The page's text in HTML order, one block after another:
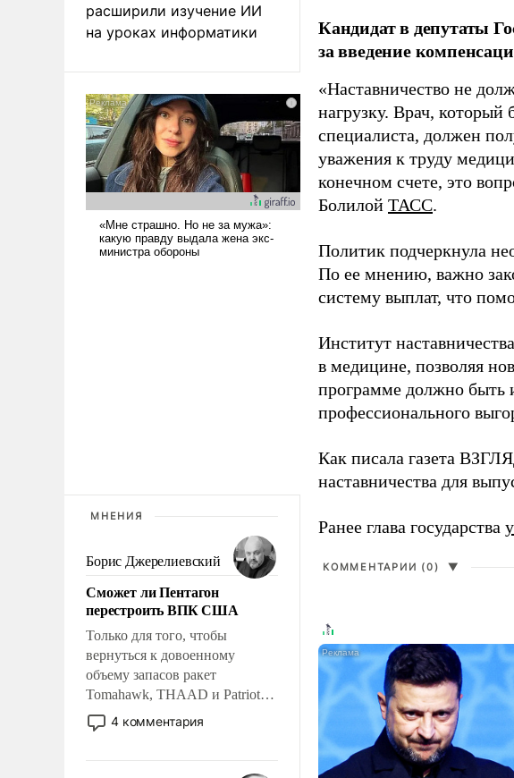
расширили изучение ИИ
на уроках информатики
МНЕНИЯ
Борис Джерелиевский
Сможет ли Пентагон
перестроить ВПК США
Только для того, чтобы
вернуться к довоенному
объему запасов ракет
Tomahawk, THAAD и Patriot
США потребуется более трех
лет. Даже небольшая война с
4 комментария
Кандидат в депутаты
за введение
«Наставничество не
нагрузку. Врач, который
специалиста, должен
уважения к труду
конечном счете, это
Болилой ТАСС.
Политик подчеркнула
По ее мнению, важно
систему выплат, что
Институт
в медицине, позволяя
программе должно быть
профессионального
Как писала газета
наставничества для
Ранее глава государства
КОММЕНТАРИИ (0) ▼